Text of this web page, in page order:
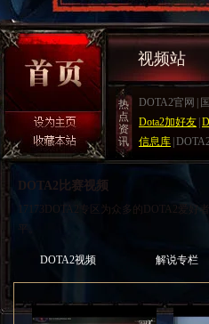
视频站
热
点
资
讯
DOTA2官网
Dota2加好友
信息库
DOTA2比赛视频
17173DOTA2专区为众多的DOTA2爱
平。
DOTA2视频 解说专栏